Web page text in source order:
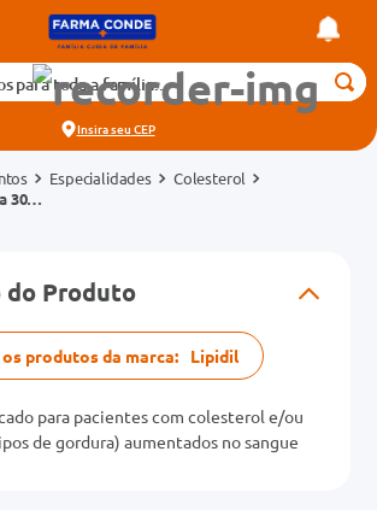
para toda a família...
Insira seu CEP
Especialidades
Colesterol
30
do Produto
produtos da marca: Lipidil
para pacientes com colesterol e/ou
de gordura) aumentados no sangue
20mg